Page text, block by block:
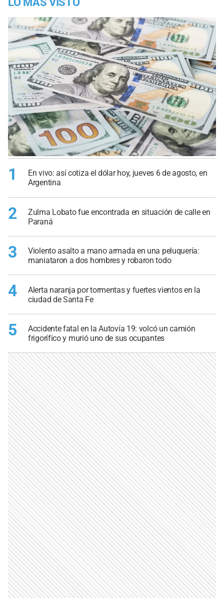
1
En vivo: así cotiza el dólar hoy, jueves 6 de agosto, en
Argentina
2
Zulma Lobato fue encontrada en situación de calle en
Paraná
3
Violento asalto a mano armada en una peluquería:
maniataron a dos hombres y robaron todo
4
Alerta naranja por tormentas y fuertes vientos en la
ciudad de Santa Fe
5
Accidente fatal en la Autovía 19: volcó un camión
frigorífico y murió uno de sus ocupantes